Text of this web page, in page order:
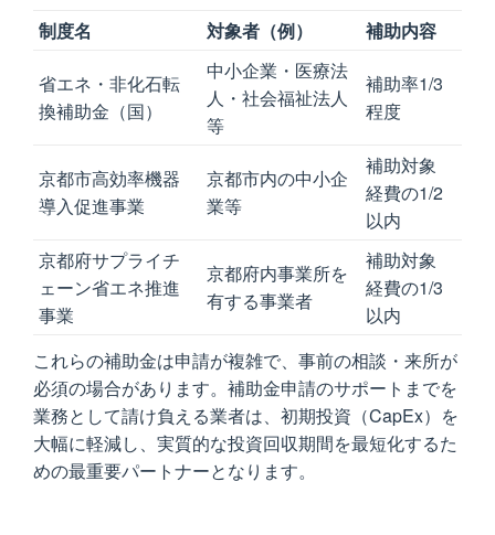
制度名
対象者（例） 補助内容
省エネ・非化石転
換補助金（国）
中小企業・医療法
人・社会福祉法人
等
補助率1/3
程度
京都市高効率機器
導入促進事業
京都市内の中小企
業等
補助対象
経費の1/2
以内
京都府サプライチ
ェーン省エネ推進
事業
京都府内事業所を
有する事業者
補助対象
経費の1/3
以内
これらの補助金は申請が複雑で、事前の相談・来所が
必須の場合があります。補助金申請のサポートまでを
業務として請け負える業者は、初期投資（CapEx）を
大幅に軽減し、実質的な投資回収期間を最短化するた
めの最重要パートナーとなります。